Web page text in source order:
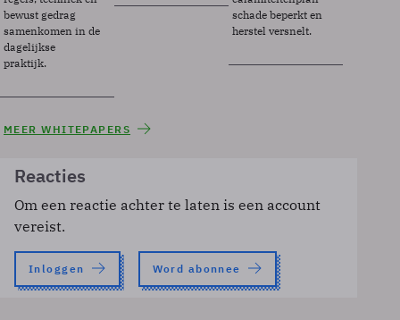
bewust gedrag
samenkomen in de
dagelijkse
praktijk.
schade beperkt en
herstel versnelt.
MEER WHITEPAPERS
Reacties
Om een reactie achter te laten is een account
vereist.
Inloggen Word abonnee